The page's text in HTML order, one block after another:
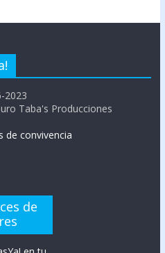
2023
Taba's Producciones
de convivencia
de